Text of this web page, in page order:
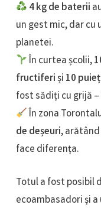
4 kg de baterii
un gest mic, dar
planetei.
În curtea școlii,
fructiferiși 10
fost sădiți cu grijă
În zona
de deșeuri,
face diferența.
Totul a fost posibil
ecoambasadori și